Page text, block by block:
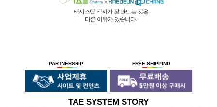
태시스템 액자가 잘 만드는 것은
다른 이유가 있습니다.
30년의 역사를 갖고 있는 회사입니다.
절대적인 제품을 만들기 위해
전 직원이 노력하고 있습니다.
세계 각국에 기계수출은 물론 기술지원을
하고 있습니다.
세계 최초로 개발하고
안전과 효과 효율을 인정받아
획득 하였습니다.
PARTNERSHIP FREE SHIPPING
TAE SYSTEM STORY